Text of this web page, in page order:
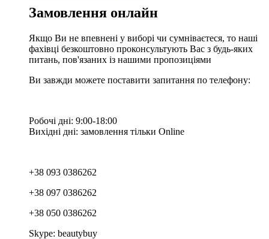
Замовлення онлайн
Якщо Ви не впевнені у виборі чи сумніваєтеся, то наші
фахівці безкоштовно проконсультують Вас з будь-яких
питань, пов'язаних із нашими пропозиціями
Ви завжди можете поставити запитання по телефону:
Робочі дні: 9:00-18:00
Вихідні дні: замовлення тільки Online
+38 093 0386262
+38 097 0386262
+38 050 0386262
Skype: beautybuy